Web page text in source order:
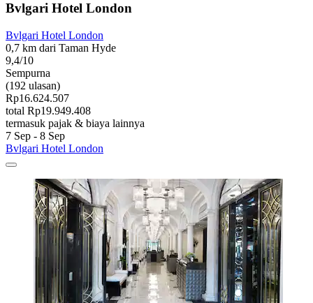
Bvlgari Hotel London
Bvlgari Hotel London
0,7 km dari Taman Hyde
9,4/10
Sempurna
(192 ulasan)
Rp16.624.507
total Rp19.949.408
termasuk pajak & biaya lainnya
7 Sep - 8 Sep
Bvlgari Hotel London